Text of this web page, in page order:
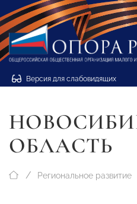
Версия для слабовидящих
ОБЛАСТЬ
Региональное развитие